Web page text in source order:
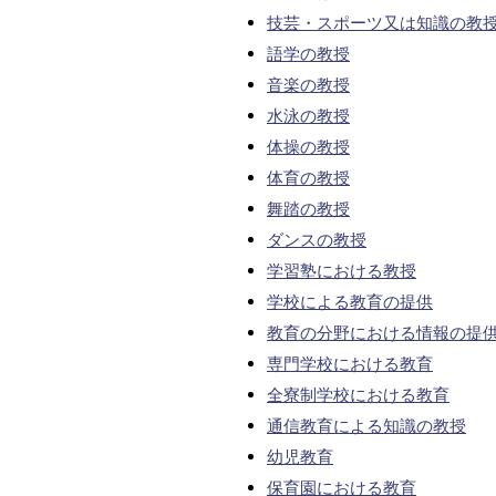
技芸・スポーツ又は知識の教
語学の教授
音楽の教授
水泳の教授
体操の教授
体育の教授
舞踏の教授
ダンスの教授
学習塾における教授
学校による教育の提供
教育の分野における情報の提
専門学校における教育
全寮制学校における教育
通信教育による知識の教授
幼児教育
保育園における教育